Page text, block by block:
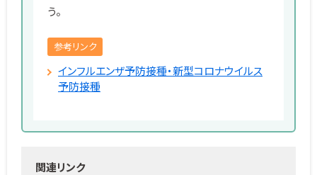
う。
参考リンク
インフルエンザ予防接種・新型コロナウイルス
予防接種
関連リンク